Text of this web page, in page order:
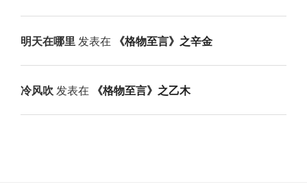
明天在哪里发表在 《格物至言》之辛金
冷风吹 发表在 《格物至言》之乙木